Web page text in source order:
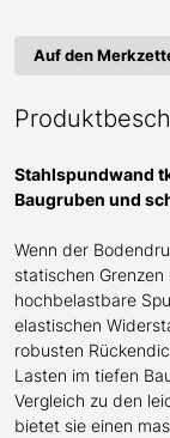
Auf den
Stahlspundwand
Baugruben und
Wenn der
statischen
hochbelastbare
elastischen
robusten
Lasten im tiefen
Vergleich zu den
bietet sie einen